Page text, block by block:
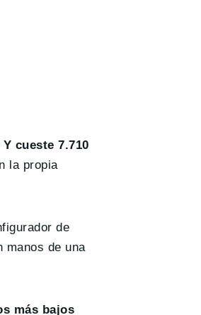
cueste 7.710
la propia
de
manos de una
más bajos